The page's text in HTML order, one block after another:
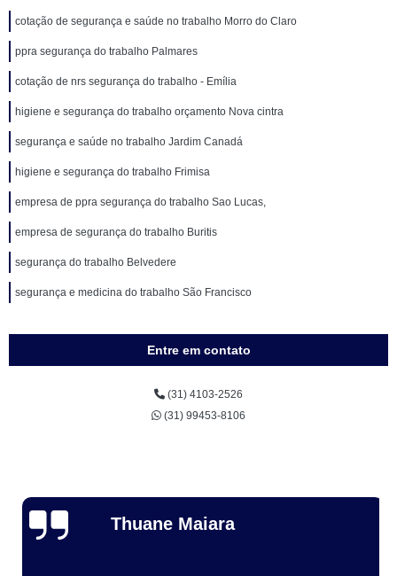
cotação de segurança e saúde no trabalho Morro do Claro
ppra segurança do trabalho Palmares
cotação de nrs segurança do trabalho - Emília
higiene e segurança do trabalho orçamento Nova cintra
segurança e saúde no trabalho Jardim Canadá
higiene e segurança do trabalho Frimisa
empresa de ppra segurança do trabalho Sao Lucas,
empresa de segurança do trabalho Buritis
segurança do trabalho Belvedere
segurança e medicina do trabalho São Francisco
Entre em contato
(31) 4103-2526
(31) 99453-8106
Thuane Maiara